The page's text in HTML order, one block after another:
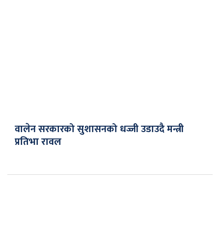
वालेन सरकारको सुशासनको धज्जी उडाउदै मन्त्री
प्रतिभा रावल